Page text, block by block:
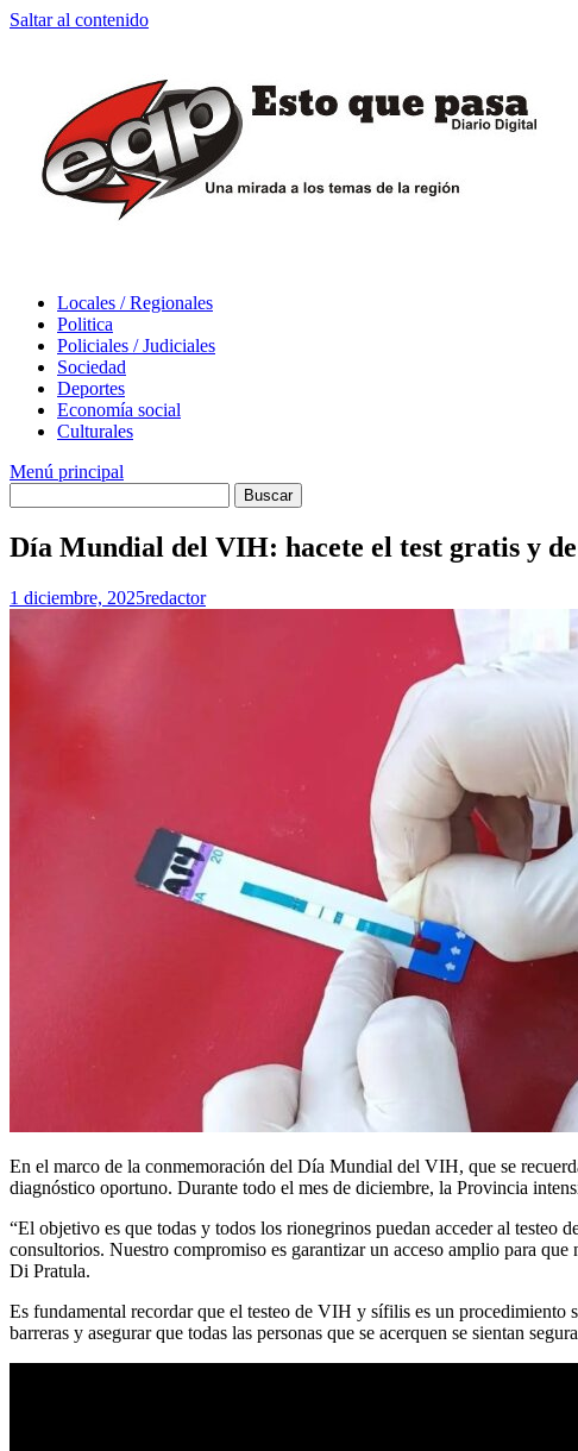
Saltar al contenido
Locales / Regionales
Politica
Policiales / Judiciales
Sociedad
Deportes
Economía social
Culturales
Menú principal
Día Mundial del VIH: hacete el test gratis y
1 diciembre, 2025redactor
En el marco de la conmemoración del Día Mundial del VIH, que se
diagnóstico oportuno. Durante todo el mes de diciembre, la Provincia
“El objetivo es que todas y todos los rionegrinos puedan acceder al testeo
consultorios. Nuestro compromiso es garantizar un acceso amplio para
Di Pratula.
Es fundamental recordar que el testeo de VIH y sífilis es un
barreras y asegurar que todas las personas que se acerquen se sientan